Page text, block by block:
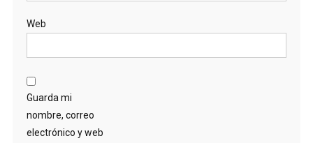
Web
Guarda mi
nombre, correo
electrónico y web